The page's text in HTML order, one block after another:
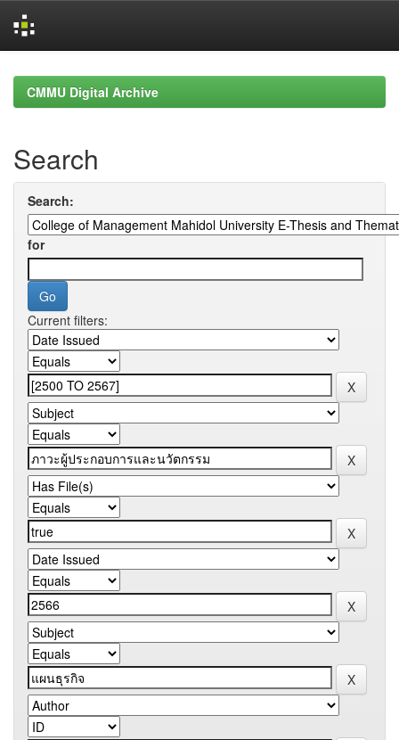
navigationCMMU Digital Archive
Search
Search:
for
Current filters: